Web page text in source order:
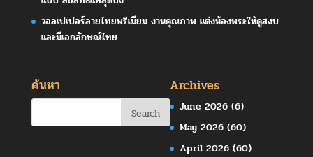
วอลเปเปอร์ลายไทยพรีเมียม งานคุณภาพ แต่งห้องพระให้ดูสงบ
และมีเอกลักษณ์ไทย
ค้นหา Archives
June 2026 (6)
May 2026 (60)
April 2026 (60)